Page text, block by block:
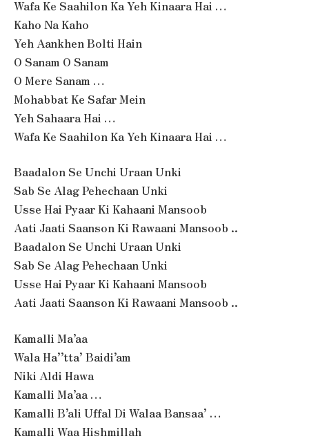
Wafa Ke Saahilon Ka Yeh Kinaara Hai …
Kaho Na Kaho
Yeh Aankhen Bolti Hain
O Sanam O Sanam
O Mere Sanam …
Mohabbat Ke Safar Mein
Yeh Sahaara Hai …
Wafa Ke Saahilon Ka Yeh Kinaara Hai …
Baadalon Se Unchi Uraan Unki
Sab Se Alag Pehechaan Unki
Usse Hai Pyaar Ki Kahaani Mansoob
Aati Jaati Saanson Ki Rawaani Mansoob ..
Baadalon Se Unchi Uraan Unki
Sab Se Alag Pehechaan Unki
Usse Hai Pyaar Ki Kahaani Mansoob
Aati Jaati Saanson Ki Rawaani Mansoob ..
Kamalli Ma’aa
Wala Ha’’tta’ Baidi’am
Niki Aldi Hawa
Kamalli Ma’aa …
Kamalli B’ali Uffal Di Walaa Bansaa’ …
Kamalli Waa Hishmillah